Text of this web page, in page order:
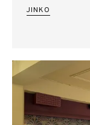
JINKO